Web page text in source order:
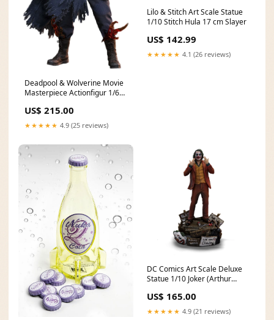
Deadpool & Wolverine Movie
Masterpiece Actionfigur 1/6
Dorohedoro
US$ 215.00
★★★★★ 4.9 (25 reviews)
Lilo & Stitch Art Scale Statue
1/10 Stitch Hula 17 cm Slayer
US$ 142.99
★★★★★ 4.1 (26 reviews)
DC Comics Art Scale Deluxe
Statue 1/10 Joker (Arthur
US$ 165.00
★★★★★ 4.9 (21 reviews)